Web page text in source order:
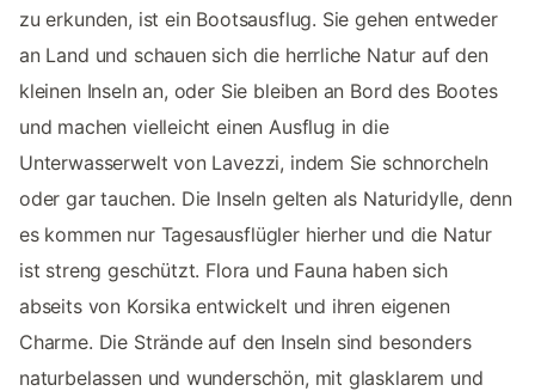
zu erkunden, ist ein Bootsausflug. Sie gehen entweder
an Land und schauen sich die herrliche Natur auf den
kleinen Inseln an, oder Sie bleiben an Bord des Bootes
und machen vielleicht einen Ausflug in die
Unterwasserwelt von Lavezzi, indem Sie schnorcheln
oder gar tauchen. Die Inseln gelten als Naturidylle, denn
es kommen nur Tagesausflügler hierher und die Natur
ist streng geschützt. Flora und Fauna haben sich
abseits von Korsika entwickelt und ihren eigenen
Charme. Die Strände auf den Inseln sind besonders
naturbelassen und wunderschön, mit glasklarem und